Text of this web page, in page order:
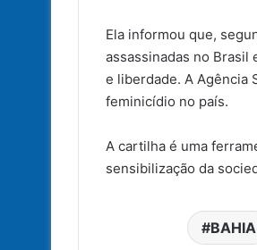
Ela informou que,
assassinadas no Brasil
e liberdade. A Agência
feminicídio no país.
A cartilha é uma
sensibilização da
BAHIA